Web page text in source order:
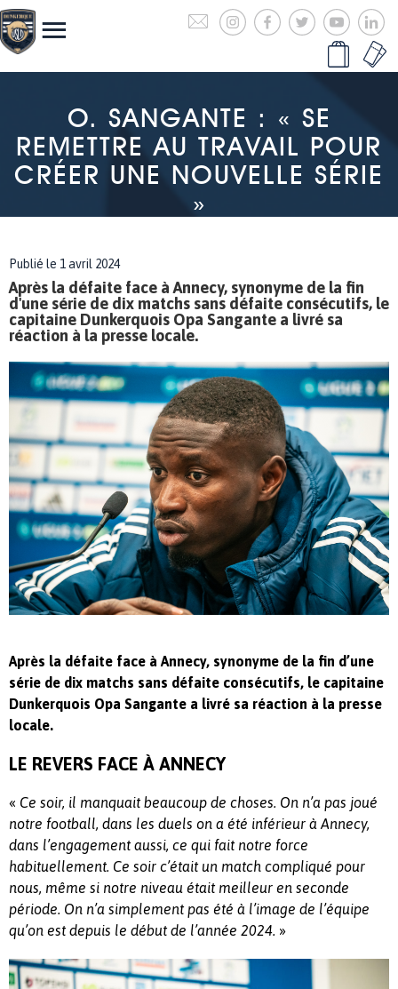
O. SANGANTE : « SE
REMETTRE AU TRAVAIL POUR
CRÉER UNE NOUVELLE SÉRIE
»
Publié le 1 avril 2024
Après la défaite face à Annecy, synonyme de la fin
d'une série de dix matchs sans défaite consécutifs, le
capitaine Dunkerquois Opa Sangante a livré sa
réaction à la presse locale.
Après la défaite face à Annecy, synonyme de la fin d’une
série de dix matchs sans défaite consécutifs, le capitaine
Dunkerquois Opa Sangante a livré sa réaction à la presse
locale.
LE REVERS FACE À ANNECY
« Ce soir, il manquait beaucoup de choses. On n’a pas joué
notre football, dans les duels on a été inférieur à Annecy,
dans l’engagement aussi, ce qui fait notre force
habituellement. Ce soir c’était un match compliqué pour
nous, même si notre niveau était meilleur en seconde
période. On n’a simplement pas été à l’image de l’équipe
qu’on est depuis le début de l’année 2024. »